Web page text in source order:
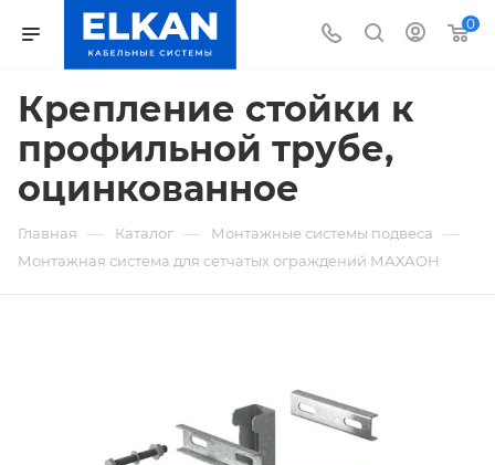
0
Крепление стойки к
профильной трубе,
оцинкованное
Главная — Каталог — Монтажные системы подвеса —
Монтажная система для сетчатых ограждений МАХАОН